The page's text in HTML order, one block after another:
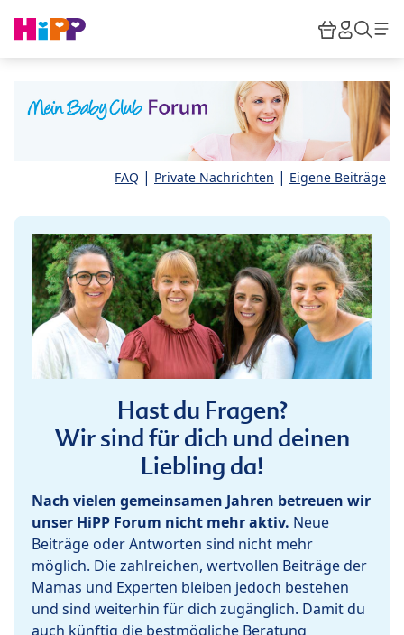
HiPP
FAQ | Private Nachrichten | Eigene Beiträge
Hast du Fragen?
Wir sind für dich und deinen
Liebling da!
Nach vielen gemeinsamen Jahren betreuen wir
unser HiPP Forum nicht mehr aktiv. Neue
Beiträge oder Antworten sind nicht mehr
möglich. Die zahlreichen, wertvollen Beiträge der
Mamas und Experten bleiben jedoch bestehen
und sind weiterhin für dich zugänglich. Damit du
auch künftig die bestmögliche Beratung